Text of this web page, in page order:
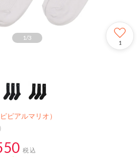
1 /3
1
ピピアルマリオ）
税込